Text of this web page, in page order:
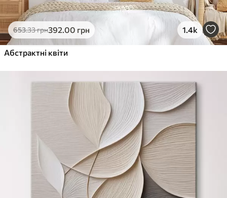
653.33грн392.00 грн 1.4k
Абстрактні квіти